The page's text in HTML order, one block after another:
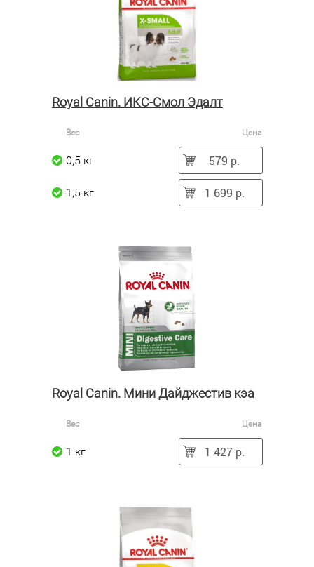
Royal Canin. ИКС-Смол Эдалт
Вес Цена
0,5 кг 579 р.
1,5 кг 1 699 р.
Royal Canin. Мини Дайджестив кэа
Вес Цена
1 кг 1 427 р.